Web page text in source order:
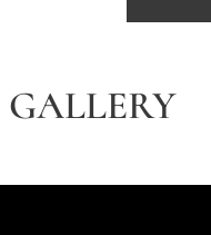
GALLERY